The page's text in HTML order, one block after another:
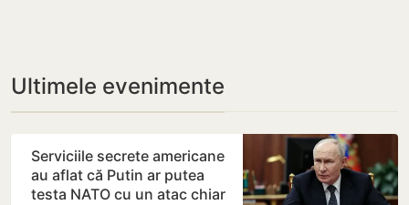
Ultimele evenimente
Serviciile secrete americane
au aflat că Putin ar putea
testa NATO cu un atac chiar